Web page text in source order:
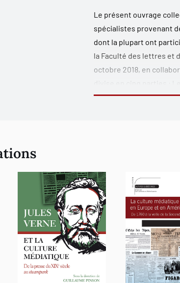
Le présent ouvrage
spécialistes provenant
dont la plupart ont
la Faculté des lettres et
octobre 2018, en
médias et les échanges